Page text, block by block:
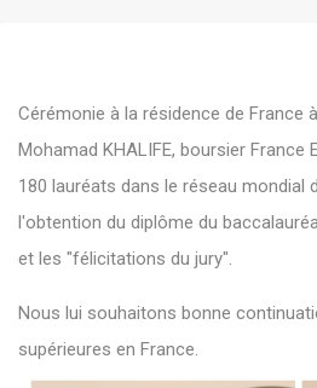
Cérémonie à la résidence de France
Mohamad KHALIFE, boursier France
180 lauréats dans le réseau mondial
l'obtention du diplôme du
et les "félicitations du jury".
Nous lui souhaitons bonne
supérieures en France.